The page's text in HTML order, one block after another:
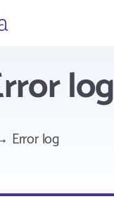
log
log